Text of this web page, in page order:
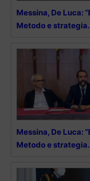
Messina, De Luca:
Metodo e
Messina, De Luca:
Metodo e